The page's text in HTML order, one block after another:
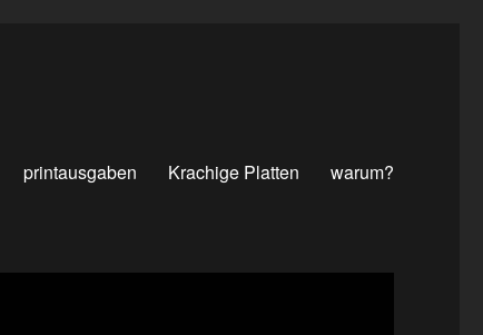
printausgaben Krachige Platten warum?